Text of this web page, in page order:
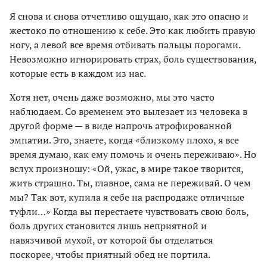
Я снова и снова отчетливо ощущаю, как это опасно и
жестоко по отношению к себе. Это как любить правую
ногу, а левой все время отбивать пальцы порогами.
Невозможно игнорировать страх, боль существования,
которые есть в каждом из нас.
Хотя нет, очень даже возможно, мы это часто
наблюдаем. Со временем это вылезает из человека в
другой форме — в виде напрочь атрофированной
эмпатии. Это, знаете, когда «близкому плохо, я все
время думаю, как ему помочь и очень переживаю». Но
вслух произношу: «Ой, ужас, в мире такое творится,
жить страшно. Ты, главное, сама не переживай. О чем
мы? Так вот, купила я себе на распродаже отличные
туфли…» Когда вы перестаете чувствовать свою боль,
боль других становится лишь неприятной и
навязчивой мухой, от которой бы отделаться
поскорее, чтобы приятный обед не портила.